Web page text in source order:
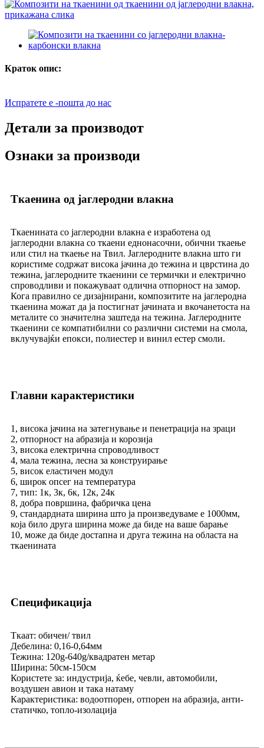
Краток опис:
Испратете е -пошта до нас
Детали за производот
Ознаки за производи
Ткаенина од јаглеродни влакна
Ткаенината со јаглеродни влакна е изработена од
јаглеродни влакна со ткаени еднонасочни, обични ткаење
или стил на ткаење на Твил. Јаглеродните влакна што ги
користиме содржат висока јачина до тежина и цврстина до
тежина, јаглеродните ткаенини се термички и електрично
спроводливи и покажуваат одлична отпорност на замор.
Кога правилно се дизајнирани, композитите на јаглеродна
ткаенина можат да ја постигнат јачината и вкочанетоста на
металите со значителна заштеда на тежина. Јаглеродните
ткаенини се компатибилни со различни системи на смола,
вклучувајќи епокси, полиестер и винил естер смоли.
Главни карактеристики
1, висока јачина на затегнување и пенетрација на зраци
2, отпорност на абразија и корозија
3, висока електрична спроводливост
4, мала тежина, лесна за конструирање
5, висок еластичен модул
6, широк опсег на температура
7, тип: 1к, 3к, 6к, 12к, 24к
8, добра површина, фабричка цена
9, стандардната ширина што ја произведуваме е 1000мм,
која било друга ширина може да биде на ваше барање
10, може да биде достапна и друга тежина на областа на
ткаенината
Спецификација
Ткаат: обичен/ твил
Дебелина: 0,16-0,64мм
Тежина: 120g-640g/квадратен метар
Ширина: 50см-150см
Користете за: индустрија, ќебе, чевли, автомобили,
воздушен авион и така натаму
Карактеристика: водоотпорен, отпорен на абразија, анти-
статичко, топло-изолација